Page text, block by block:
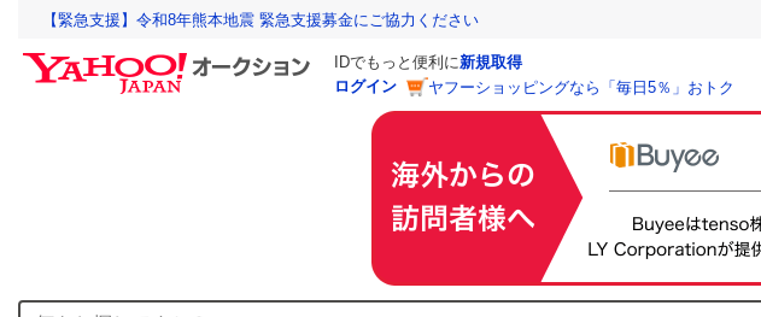
【緊急支援】令和8年熊本地震 緊急支援募金にご協力ください
IDでもっと便利に新規取得
ログイン
ヤフーショッピングなら「毎日5％」おトク